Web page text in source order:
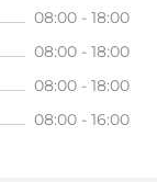
08:00 - 18:00
08:00 - 18:00
08:00 - 18:00
08:00 - 16:00